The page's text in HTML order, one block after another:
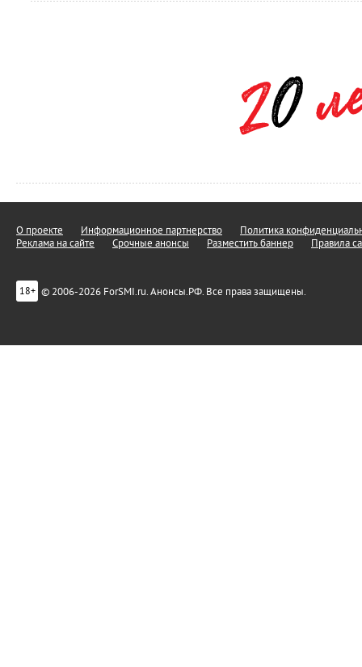
О проекте Информационное партнерство
Политика
Реклама на сайте
Срочные анонсы Разместить баннер Правила
18+ © 2006-2026 ForSMI.ru. Анонсы.РФ. Все права защищены.